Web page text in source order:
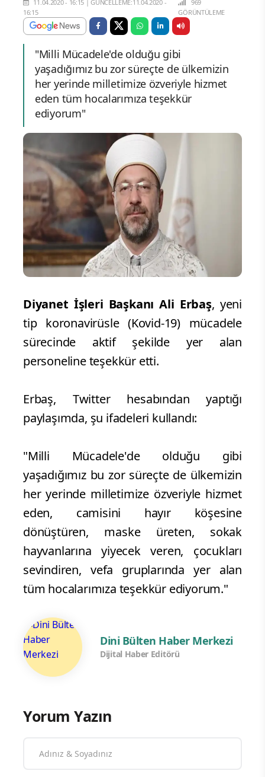
11.04.2020 - 16:15 |GÜNCELLEME:11.04.2020 -
16:15
969
GÖRÜNTÜLEME
"Milli Mücadele'de olduğu gibi
yaşadığımız bu zor süreçte de ülkemizin
her yerinde milletimize özveriyle hizmet
eden tüm hocalarımıza teşekkür
ediyorum"
Diyanet İşleri Başkanı Ali Erbaş, yeni
tip koronavirüsle (Kovid-19) mücadele
sürecinde aktif şekilde yer alan
personeline teşekkür etti.
Erbaş, Twitter hesabından yaptığı
paylaşımda, şu ifadeleri kullandı:
"Milli Mücadele'de olduğu gibi
yaşadığımız bu zor süreçte de ülkemizin
her yerinde milletimize özveriyle hizmet
eden, camisini hayır köşesine
dönüştüren, maske üreten, sokak
hayvanlarına yiyecek veren, çocukları
sevindiren, vefa gruplarında yer alan
tüm hocalarımıza teşekkür ediyorum."
Dini Bülten Haber Merkezi
Dijital Haber Editörü
Yorum Yazın